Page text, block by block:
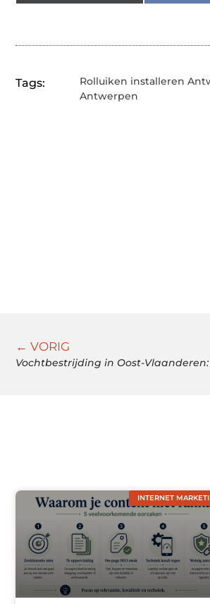
Tags: Rolluiken installeren
Antwerpen
← VORIG
Vochtbestrijding in Oost-
INTERNET